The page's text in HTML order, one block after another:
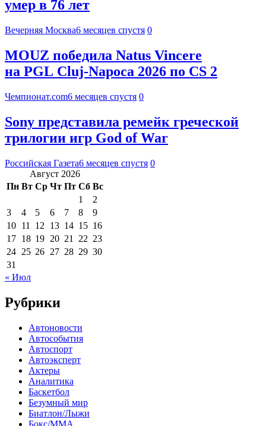
умер в 76 лет
Вечерняя Москва6 месяцев спустя 0
MOUZ победила Natus Vincere
на PGL Cluj-Napoca 2026 по CS 2
Чемпионат.com6 месяцев спустя 0
Sony представила ремейк греческой
трилогии игр God of War
Российская Газета6 месяцев спустя 0
Август 2026
Пн Вт Ср Чт Пт Сб Вс
1
2
3
4 5 6 7 8
9
10 11 12 13 14 15 16
17 18 19 20 21 22 23
24 25 26 27 28 29 30
31
« Июл
Рубрики
Автоновости
Автособытия
Автоспорт
Автоэксперт
Актеры
Аналитика
Баскетбол
Безумный мир
Биатлон/Лыжи
Бокс/MMA